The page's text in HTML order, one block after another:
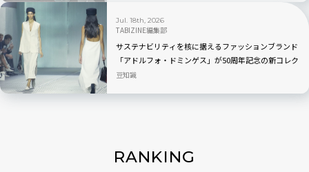
Jul. 18th, 2026
TABIZINE編集部
サステナビリティを核に据えるファッションブランド
「アドルフォ・ドミンゲス」が50周年記念の新コレク
ション「EL NÚMERO」を発表
豆知識
RANKING